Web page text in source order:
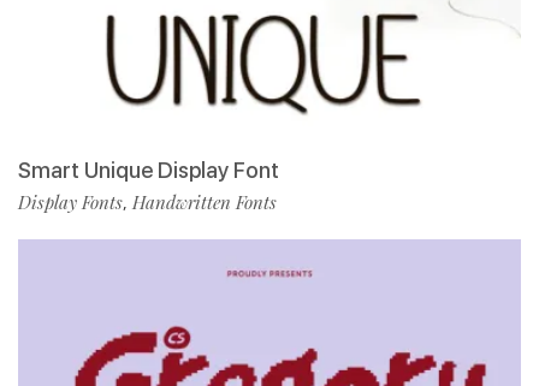
Smart Unique Display Font
Display Fonts, Handwritten Fonts